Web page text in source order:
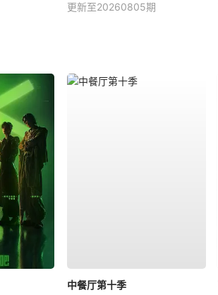
更新至20260805期
中餐厅第十季